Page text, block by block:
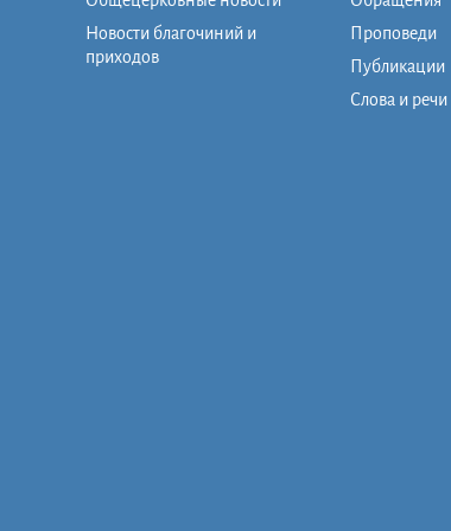
Новости благочиний и
приходов
Проповеди
Публикации
Слова и речи